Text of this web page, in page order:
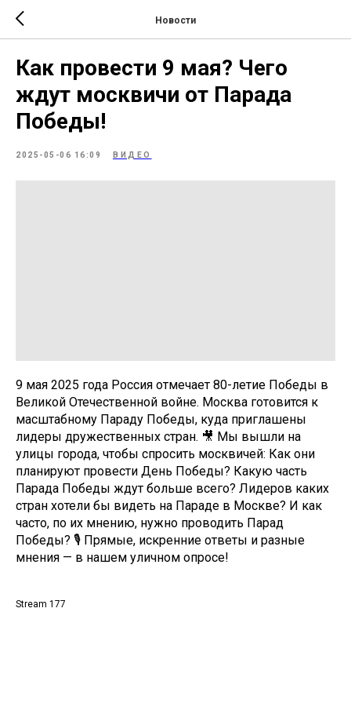
Новости
Как провести 9 мая? Чего
ждут москвичи от Парада
Победы!
2025-05-06 16:09 ВИДЕО
9 мая 2025 года Россия отмечает 80-летие Победы в
Великой Отечественной войне. Москва готовится к
масштабному Параду Победы, куда приглашены
лидеры дружественных стран. 🎥 Мы вышли на
улицы города, чтобы спросить москвичей: Как они
планируют провести День Победы? Какую часть
Парада Победы ждут больше всего? Лидеров каких
стран хотели бы видеть на Параде в Москве? И как
часто, по их мнению, нужно проводить Парад
Победы? 🎙️ Прямые, искренние ответы и разные
мнения — в нашем уличном опросе!
Stream 177